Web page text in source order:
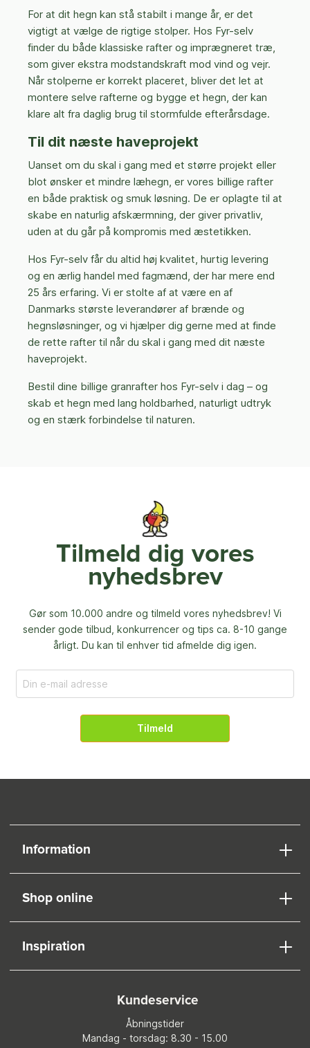
For at dit hegn kan stå stabilt i mange år, er det
vigtigt at vælge de rigtige stolper. Hos Fyr-selv
finder du både klassiske rafter og imprægneret træ,
som giver ekstra modstandskraft mod vind og vejr.
Når stolperne er korrekt placeret, bliver det let at
montere selve rafterne og bygge et hegn, der kan
klare alt fra daglig brug til stormfulde efterårsdage.
Til dit næste haveprojekt
Uanset om du skal i gang med et større projekt eller
blot ønsker et mindre læhegn, er vores billige rafter
en både praktisk og smuk løsning. De er oplagte til at
skabe en naturlig afskærmning, der giver privatliv,
uden at du går på kompromis med æstetikken.
Hos Fyr-selv får du altid høj kvalitet, hurtig levering
og en ærlig handel med fagmænd, der har mere end
25 års erfaring. Vi er stolte af at være en af
Danmarks største leverandører af brænde og
hegnsløsninger, og vi hjælper dig gerne med at finde
de rette rafter til når du skal i gang med dit næste
haveprojekt.
Bestil dine billige granrafter hos Fyr-selv i dag – og
skab et hegn med lang holdbarhed, naturligt udtryk
og en stærk forbindelse til naturen.
Tilmeld dig vores
nyhedsbrev
Gør som 10.000 andre og tilmeld vores nyhedsbrev! Vi
sender gode tilbud, konkurrencer og tips ca. 8-10 gange
årligt. Du kan til enhver tid afmelde dig igen.
Tilmeld
Information
Shop online
Inspiration
Kundeservice
Åbningstider
Mandag - torsdag: 8.30 - 15.00